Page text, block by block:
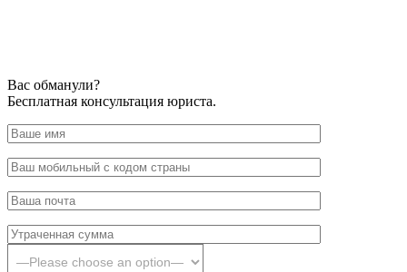
Вас обманули?
Бесплатная консультация юриста.